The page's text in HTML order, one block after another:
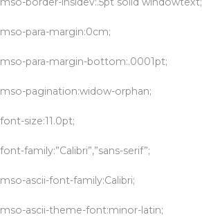
mso-para-margin:0cm;
mso-para-margin-bottom:.0001pt;
mso-pagination:widow-orphan;
font-size:11.0pt;
font-family:”Calibri”,”sans-serif”;
mso-ascii-font-family:Calibri;
mso-ascii-theme-font:minor-latin;